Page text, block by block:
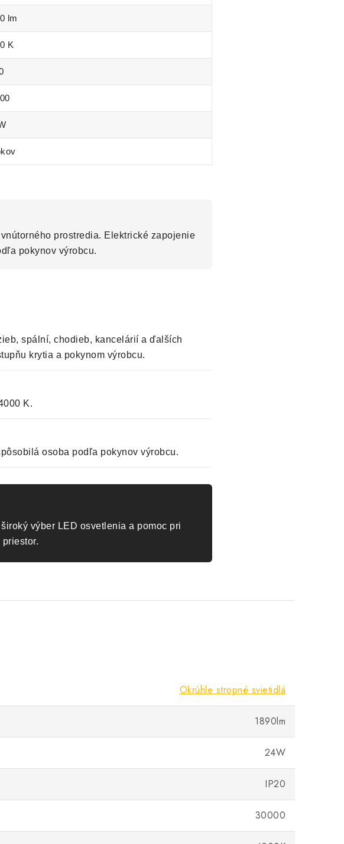
lm
K
prostredia. Elektrické zapojenie
pokynov výrobcu.
spální, chodieb, kancelárií a ďalších
krytia a pokynom výrobcu.
K.
osoba podľa pokynov výrobcu.
výber LED osvetlenia a pomoc pri
Okrúhle stropné svietidlá
1890lm
24W
IP20
30000